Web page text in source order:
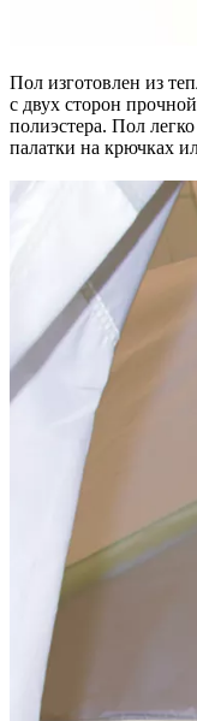
Пол изготовлен из
с двух сторон
полиэстера. Пол
палатки на крючках